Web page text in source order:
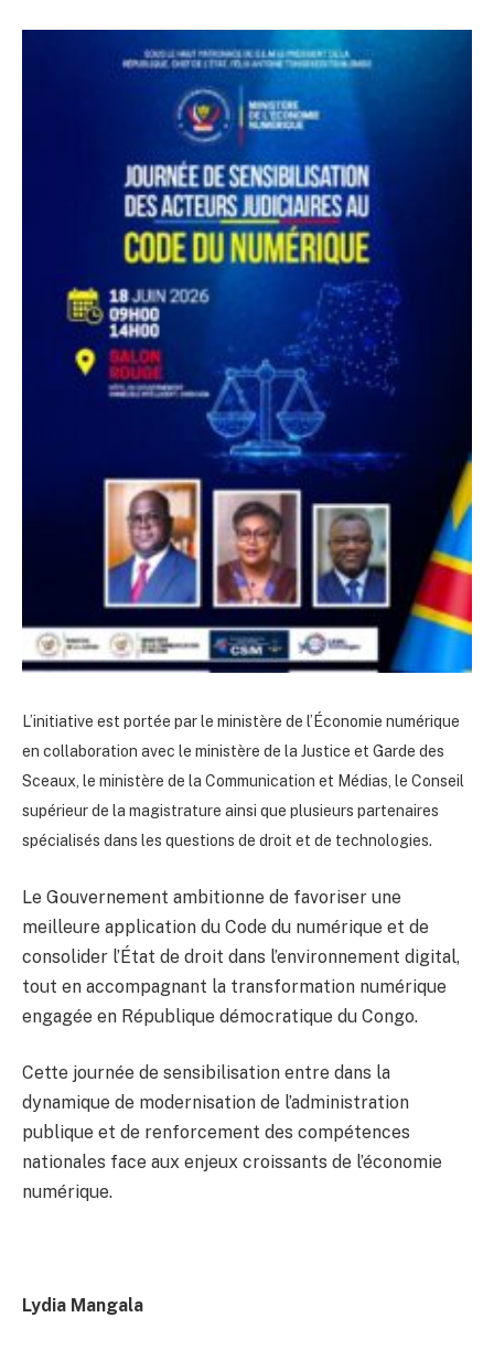
L’initiative est portée par le ministère de l’Économie numérique
en collaboration avec le ministère de la Justice et Garde des
Sceaux, le ministère de la Communication et Médias, le Conseil
supérieur de la magistrature ainsi que plusieurs partenaires
spécialisés dans les questions de droit et de technologies.
Le Gouvernement ambitionne de favoriser une
meilleure application du Code du numérique et de
consolider l’État de droit dans l’environnement digital,
tout en accompagnant la transformation numérique
engagée en République démocratique du Congo.
Cette journée de sensibilisation entre dans la
dynamique de modernisation de l’administration
publique et de renforcement des compétences
nationales face aux enjeux croissants de l’économie
numérique.
Lydia Mangala